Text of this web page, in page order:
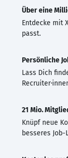
Über eine
Entdecke mit
passt.
Persönliche
Lass Dich
21 Mio.
Knüpf neue
besseres Job-